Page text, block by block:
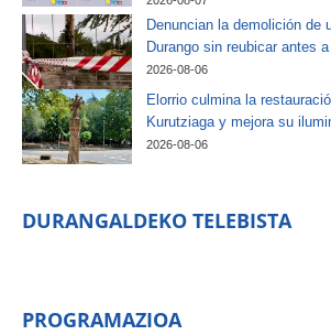
Denuncian la demolición de
Durango sin reubicar antes
2026-08-06
Elorrio culmina la
Kurutziaga y mejora su
2026-08-06
DURANGALDEKO TELEBISTA
PROGRAMAZIOA